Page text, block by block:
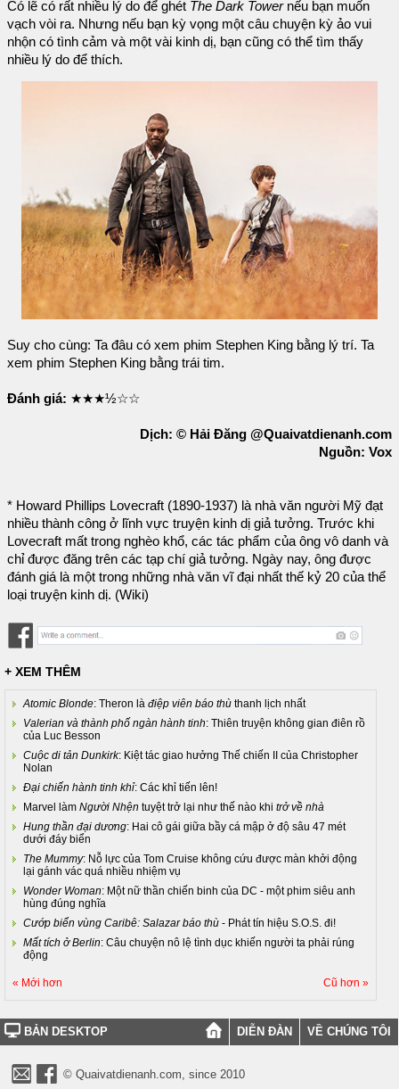
Có lẽ có rất nhiều lý do để ghét The Dark Towernếu bạn muốn
vạch vòi ra. Nhưng nếu bạn kỳ vọng một câu chuyện kỳ ảo vui
nhộn có tình cảm và một vài kinh dị, bạn cũng có thể tìm thấy
nhiều lý do để thích.
Suy cho cùng: Ta đâu có xem phim Stephen King bằng lý trí. Ta
xem phim Stephen King bằng trái tim.
Đánh giá: ★★★½☆☆
Dịch: © Hải Đăng @Quaivatdienanh.com
Nguồn: Vox
* Howard Phillips Lovecraft (1890-1937) là nhà văn người Mỹ đạt
nhiều thành công ở lĩnh vực truyện kinh dị giả tưởng. Trước khi
Lovecraft mất trong nghèo khổ, các tác phẩm của ông vô danh và
chỉ được đăng trên các tạp chí giả tưởng. Ngày nay, ông được
đánh giá là một trong những nhà văn vĩ đại nhất thế kỷ 20 của thể
loại truyện kinh dị. (Wiki)
+ XEM THÊM
Atomic Blonde: Theron là điệp viên báo thù thanh lịch nhất
Valerian và thành phố ngàn hành tinh: Thiên truyện không gian điên rồ
của Luc Besson
Cuộc di tản Dunkirk: Kiệt tác giao hưởng Thế chiến II của Christopher
Nolan
Đại chiến hành tinh khỉ: Các khỉ tiến lên!
Marvel làm Người Nhện tuyệt trở lại như thế nào khi trở về nhà
Hung thần đại dương: Hai cô gái giữa bầy cá mập ở độ sâu 47 mét
dưới đáy biển
The Mummy: Nỗ lực của Tom Cruise không cứu được màn khởi động
lại gánh vác quá nhiều nhiệm vụ
Wonder Woman: Một nữ thần chiến binh của DC - một phim siêu anh
hùng đúng nghĩa
Cướp biển vùng Caribê: Salazar báo thù - Phát tín hiệu S.O.S. đi!
Mất tích ở Berlin: Câu chuyện nô lệ tình dục khiến người ta phải rúng
động
« Mới hơn Cũ hơn »
BẢN DESKTOP DIỄN ĐÀN VỀ CHÚNG TÔI
© Quaivatdienanh.com, since 2010